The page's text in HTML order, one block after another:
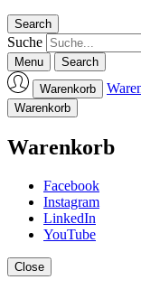
Search
Suche
Menu Search
Laufmeter-Shop
Warenkorb
Warenkorb
Warenkorb
Facebook
Instagram
LinkedIn
YouTube
Close